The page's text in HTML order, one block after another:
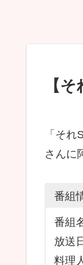
【
「そ
さんに
番組
番組
放送
料理